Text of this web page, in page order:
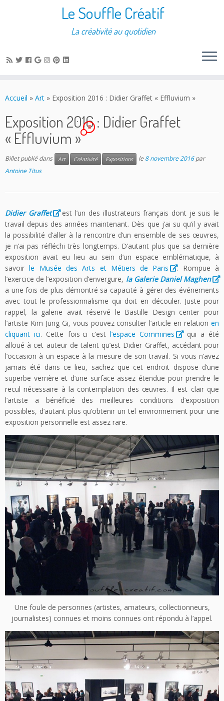
Le Souffle Créatif
La créativité au quotidien
Accueil » Art » Exposition 2016 : Didier Graffet « Effluvium »
Exposition 2016 : Didier Graffet
« Effluvium »
10
Billet publié dans Art Créativité Expositions le 8 novembre 2016 par
Antoine Titus
Didier Graffet
est l’un des illustrateurs français dont je suis le
travail depuis des années maintenant. Dès que j’ai su qu’il y avait
la possibilité d’aller à la rencontre d’un ensemble de ses œuvres,
je n’ai pas réfléchi très longtemps. D’autant plus que sa dernière
exposition avait eu lieu au sein d’un espace emblématique, à
savoirle Musée des Arts et Métiers de Paris
. Rompue à
l’exercice de l’exposition d’envergure, la Galerie Daniel Maghen
a une fois de plus démontré sa capacité à gérer des événements
avec tout le professionnalisme qui doit en découler. Juste pour
rappel, la galerie avait réservé le Bastille Design center pour
l’artiste Kim Jung Gi, vous pouvez consulter l’article en relation en
cliquant ici. Cette fois-ci c’estl’espace Commines
qui a été
alloué à cet auteur de talent qu’est Didier Graffet, accédant pour
l’occasion à un espace à la mesure de son travail. Si vous n’avez
jamais été dans ce lieu, sachez que cet endroit dispose d’une
superbe verrière et d’une surface assez étendue pour prendre le
recul nécessaire à la contemplation des œuvres. Il est clair que
l’artiste a bénéficié des meilleures conditions d’exposition
possibles, d’autant plus qu’obtenir un tel environnement pour une
exposition personnelle est assez rare.
Une foule de personnes (artistes, amateurs, collectionneurs,
journalistes) connues et moins connues ont répondu à l’appel.